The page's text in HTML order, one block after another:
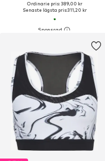
Ordinarie pris: 389,00 kr
Senaste lägsta pris:311,20 kr